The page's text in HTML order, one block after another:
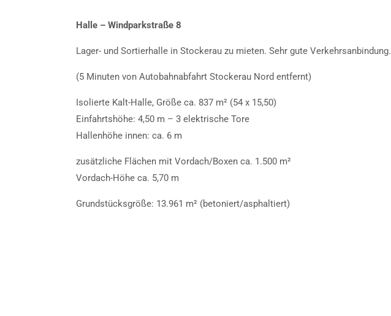
Halle – Windparkstraße 8
Lager- und Sortierhalle in Stockerau zu mieten. Sehr gute Verkehrsanbindung.
(5 Minuten von Autobahnabfahrt Stockerau Nord entfernt)
Isolierte Kalt-Halle, Größe ca. 837 m² (54 x 15,50)
Einfahrtshöhe: 4,50 m – 3 elektrische Tore
Hallenhöhe innen: ca. 6 m
zusätzliche Flächen mit Vordach/Boxen ca. 1.500 m²
Vordach-Höhe ca. 5,70 m
Grundstücksgröße: 13.961 m² (betoniert/asphaltiert)